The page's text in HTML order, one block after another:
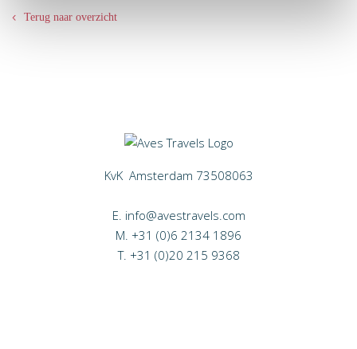
Terug naar overzicht
KvK Amsterdam 73508063
E. info@avestravels.com
M. +31 (0)6 2134 1896
T. +31 (0)20 215 9368